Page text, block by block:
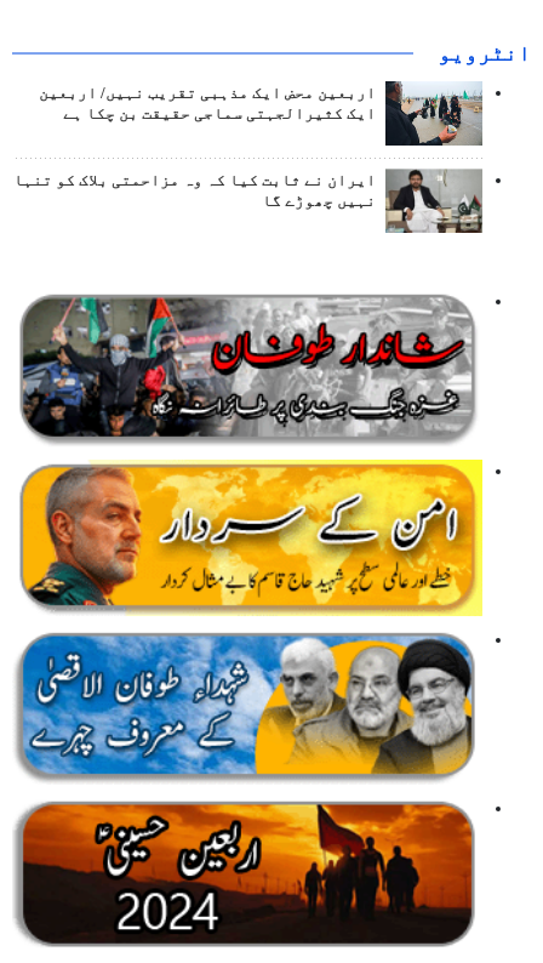
انٹرويو
اربعین محض ایک مذہبی تقریب نہیں/ اربعین
ایک کثیرالجہتی سماجی حقیقت بن چکا ہے
ایران نے ثابت کیا کہ وہ مزاحمتی بلاک کو تنہا
نہیں چھوڑے گا